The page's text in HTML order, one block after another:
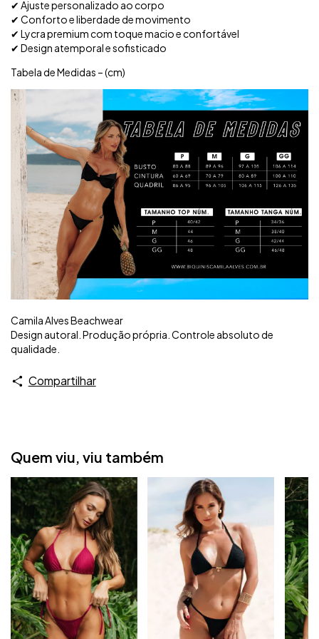
✔ Ajuste personalizado ao corpo
✔ Conforto e liberdade de movimento
✔ Lycra premium com toque macio e confortável
✔ Design atemporal e sofisticado
Tabela de Medidas – (cm)
Camila Alves Beachwear
Design autoral. Produção própria. Controle absoluto de
qualidade.
Compartilhar
Quem viu, viu também